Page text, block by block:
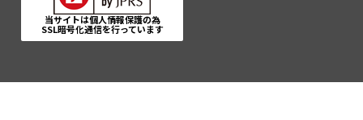
当サイトは個人情報保護の為
SSL暗号化通信を行っています